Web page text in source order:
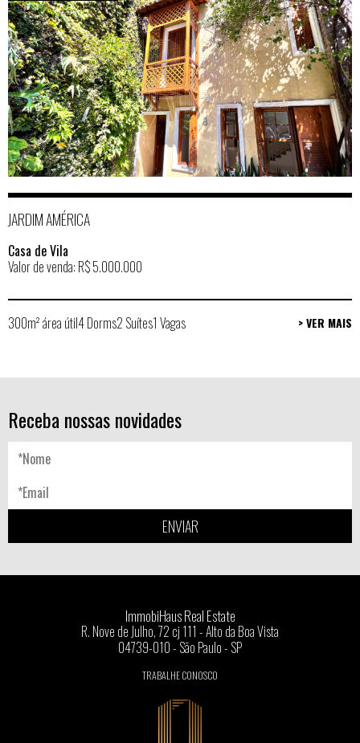
JARDIM AMÉRICA
Casa de Vila
Valor de venda: R$ 5.000.000
300m² área útil4 Dorms2 Suítes1 Vagas > VER MAIS
Receba nossas novidades
ENVIAR
ImmobiHaus Real Estate
R. Nove de Julho, 72 cj 111 - Alto da Boa Vista
04739-010 - São Paulo - SP
TRABALHE CONOSCO